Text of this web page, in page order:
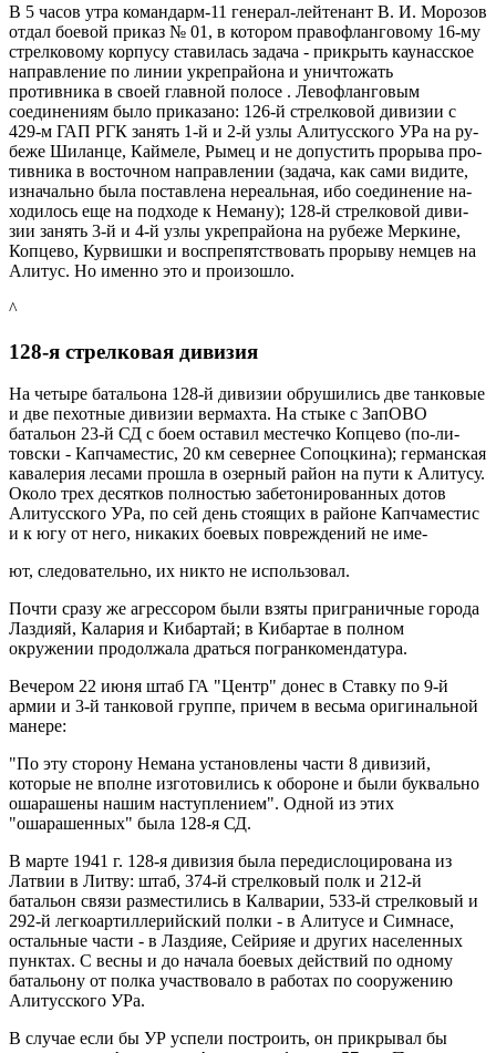
В 5 часов утра командарм-11 генерал-лейтенант В. И. Мо­розов
отдал боевой приказ № 01, в котором правофланговому 16-му
стрелковому корпусу ставилась задача - прикрыть кау­насское
направление по линии укрепрайона и уничтожать
противника в своей главной полосе . Левофланго­вым
соединениям было приказано: 126-й стрелковой дивизии с
429-м ГАП РГК занять 1-й и 2-й узлы Алитусского УРа на ру­
беже Шиланце, Каймеле, Рымец и не допустить прорыва про­
тивника в восточном направлении (задача, как сами видите,
изначально была поставлена нереальная, ибо соединение на­
ходилось еще на подходе к Неману); 128-й стрелковой диви­
зии занять 3-й и 4-й узлы укрепрайона на рубеже Меркине,
Копцево, Курвишки и воспрепятствовать прорыву немцев на
Алитус. Но именно это и произошло.
^
128-я стрелковая дивизия
На четыре батальона 128-й дивизии обрушились две тан­ковые
и две пехотные дивизии вермахта. На стыке с ЗапОВО
батальон 23-й СД с боем оставил местечко Копцево (по-ли­
товски - Капчаместис, 20 км севернее Сопоцкина); герман­ская
кавалерия лесами прошла в озерный район на пути к Алитусу.
Около трех десятков полностью забетонированных дотов
Алитусского УРа, по сей день стоящих в районе Капча­местис
и к югу от него, никаких боевых повреждений не име-
ют, следовательно, их никто не использовал.
Почти сразу же агрессором были взяты приграничные города
Лаздияй, Калария и Кибартай; в Кибартае в полном
окружении продолжала драться погранкомендатура.
Вечером 22 июня штаб ГА "Центр" донес в Ставку по 9-й
армии и 3-й танковой группе, причем в весьма оригинальной
манере:
"По эту сторону Немана установлены части 8 дивизий,
которые не вполне изготовились к обороне и были буквально
ошарашены нашим наступлением". Одной из этих
"ошарашенных" была 128-я СД.
В марте 1941 г. 128-я дивизия была передислоцирована из
Латвии в Литву: штаб, 374-й стрелковый полк и 212-й
батальон связи разместились в Калварии, 533-й стрелковый и
292-й легкоартиллерийский полки - в Алитусе и Симнасе,
осталь­ные части - в Лаздияе, Сейрияе и других населенных
пунктах. С весны и до начала боевых действий по одному
батальону от полка участвовало в работах по сооружению
Алитусского УРа.
В случае если бы УР успели построить, он прикрывал бы